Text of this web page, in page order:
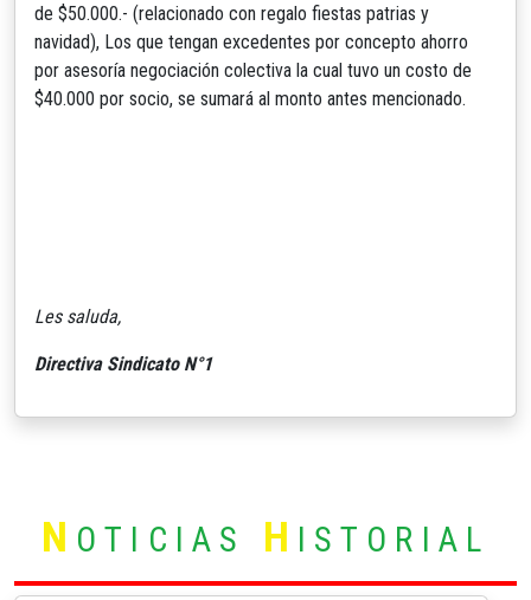
de $50.000.- (relacionado con regalo fiestas patrias y
navidad), Los que tengan excedentes por concepto ahorro
por asesoría negociación colectiva la cual tuvo un costo de
$40.000 por socio, se sumará al monto antes mencionado.
Les saluda,
Directiva Sindicato N°1
N OTICIAS H ISTORIAL